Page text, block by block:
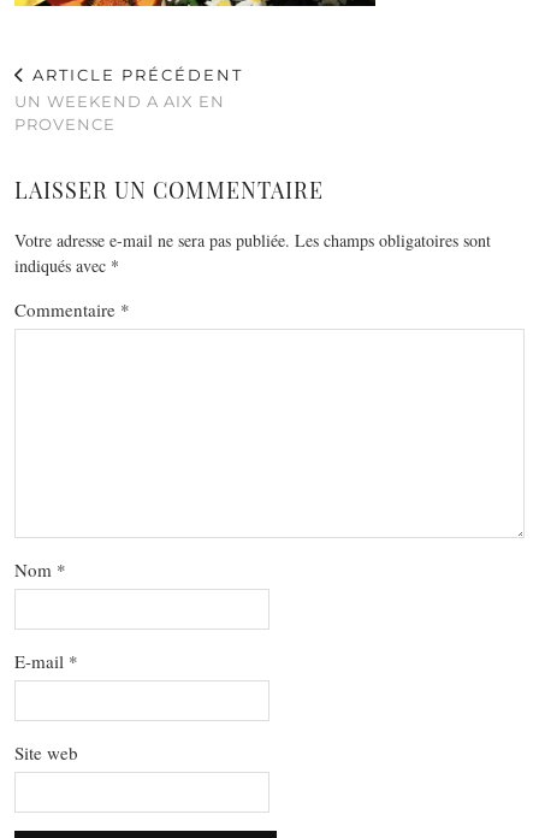
ARTICLE PRÉCÉDENT
UN WEEKEND A AIX EN
PROVENCE
LAISSER UN COMMENTAIRE
Votre adresse e-mail ne sera pas publiée. Les champs obligatoires sont
indiqués avec *
Commentaire *
Nom *
E-mail *
Site web